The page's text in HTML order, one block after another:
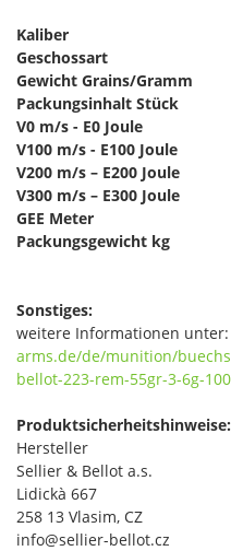
Kaliber
Geschossart
Gewicht Grains/Gramm
Packungsinhalt Stück
V0 m/s - E0 Joule
V100 m/s - E100 Joule
V200 m/s – E200 Joule
V300 m/s – E300 Joule
GEE Meter
Packungsgewicht kg
Sonstiges:
weitere Informationen unter:
arms.de/de/munition/
bellot-223-rem-55gr-3-6g-
Produktsicherheitshinweise:
Hersteller
Sellier & Bellot a.s.
Lidickà 667
258 13 Vlasim, CZ
info@sellier-bellot.cz